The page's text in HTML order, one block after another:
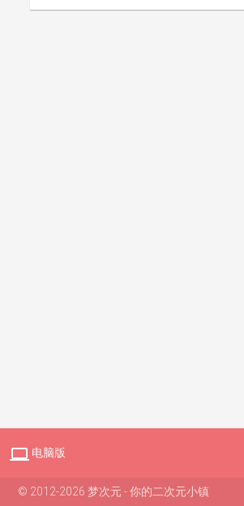
 电脑版
© 2012-2026 梦次元 - 你的二次元小镇